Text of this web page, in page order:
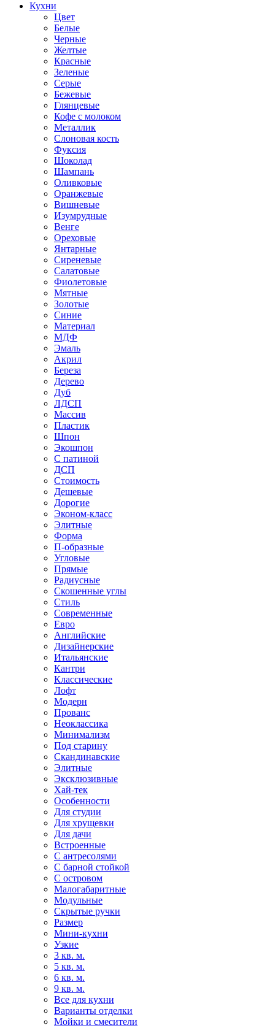
Кухни
Цвет
Белые
Черные
Желтые
Красные
Зеленые
Серые
Бежевые
Глянцевые
Кофе с молоком
Металлик
Слоновая кость
Фуксия
Шоколад
Шампань
Оливковые
Оранжевые
Вишневые
Изумрудные
Венге
Ореховые
Янтарные
Сиреневые
Салатовые
Фиолетовые
Мятные
Золотые
Синие
Материал
МДФ
Эмаль
Акрил
Береза
Дерево
Дуб
ЛДСП
Массив
Пластик
Шпон
Экошпон
С патиной
ДСП
Стоимость
Дешевые
Дорогие
Эконом-класс
Элитные
Форма
П-образные
Угловые
Прямые
Радиусные
Скошенные углы
Стиль
Современные
Евро
Английские
Дизайнерские
Итальянские
Кантри
Классические
Лофт
Модерн
Прованс
Неоклассика
Минимализм
Под старину
Скандинавские
Элитные
Эксклюзивные
Хай-тек
Особенности
Для студии
Для хрущевки
Для дачи
Встроенные
С антресолями
С барной стойкой
С островом
Малогабаритные
Модульные
Скрытые ручки
Размер
Мини-кухни
Узкие
3 кв. м.
5 кв. м.
6 кв. м.
9 кв. м.
Все для кухни
Варианты отделки
Мойки и смесители